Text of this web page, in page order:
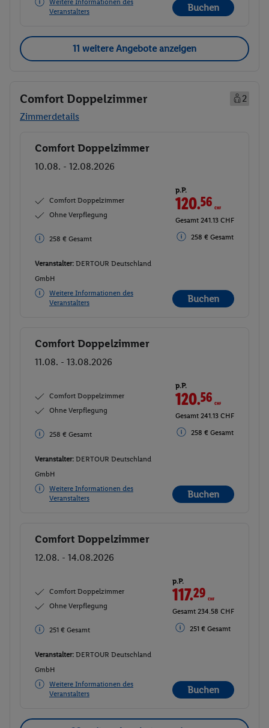
Veranstalters
Buchen
11 weitere Angebote anzeigen
Comfort Doppelzimmer
2
Zimmerdetails
Buchen
Comfort Doppelzimmer
10.08. - 12.08.2026
Comfort Doppelzimmer
Ohne Verpflegung
258 € Gesamt
p.P.
120.56CHF
Gesamt 241.13 CHF
258 € Gesamt
Veranstalter: DERTOUR Deutschland
GmbH
Weitere Informationen des
Veranstalters
Buchen
Buchen
Comfort Doppelzimmer
11.08. - 13.08.2026
Comfort Doppelzimmer
Ohne Verpflegung
258 € Gesamt
p.P.
120.56CHF
Gesamt 241.13 CHF
258 € Gesamt
Veranstalter: DERTOUR Deutschland
GmbH
Weitere Informationen des
Veranstalters
Buchen
Buchen
Comfort Doppelzimmer
12.08. - 14.08.2026
Comfort Doppelzimmer
Ohne Verpflegung
251 € Gesamt
p.P.
117.29CHF
Gesamt 234.58 CHF
251 € Gesamt
Veranstalter: DERTOUR Deutschland
GmbH
Weitere Informationen des
Veranstalters
Buchen